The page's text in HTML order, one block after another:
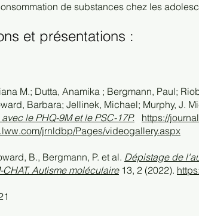
de substances chez les
et présentations :
M.; Dutta, Anamika ; Bergmann, Paul;
Barbara; Jellinek, Michael; Murphy, J.
le PHQ-9M et le PSC-17P.
https://
jrnldbp/Pages/videogallery.aspx
B., Bergmann, P. et al. Dépistage de
CHAT. Autisme moléculaire13, 2 (2022).